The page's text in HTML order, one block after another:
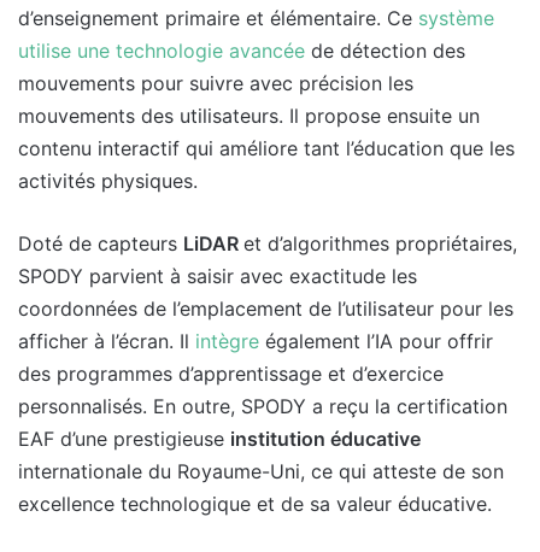
d’enseignement primaire et élémentaire. Ce système
utilise une technologie avancée de détection des
mouvements pour suivre avec précision les
mouvements des utilisateurs. Il propose ensuite un
contenu interactif qui améliore tant l’éducation que les
activités physiques.
Doté de capteurs LiDAR et d’algorithmes propriétaires,
SPODY parvient à saisir avec exactitude les
coordonnées de l’emplacement de l’utilisateur pour les
afficher à l’écran. Il intègre également l’IA pour offrir
des programmes d’apprentissage et d’exercice
personnalisés. En outre, SPODY a reçu la certification
EAF d’une prestigieuse institution éducative
internationale du Royaume-Uni, ce qui atteste de son
excellence technologique et de sa valeur éducative.